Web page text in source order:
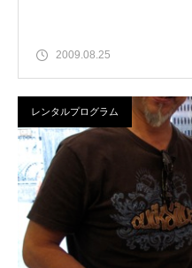
2009.08.25
レンタルプログラム